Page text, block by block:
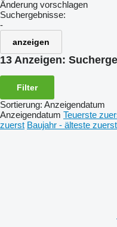
Änderung vorschlagen
Suchergebnisse:
-
anzeigen
13 Anzeigen:
Filter
Sortierung: Anzeigendatum
Anzeigendatum Teuerste
zuerst Baujahr - älteste zuerst